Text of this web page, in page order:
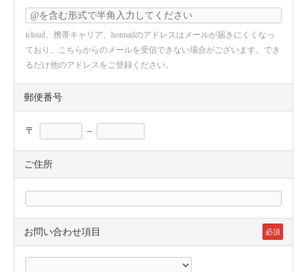
icloud、携帯キャリア、hotmailのアドレスはメールが届きにくくなっ
ており、こちらからのメールを受信できない場合がございます。でき
るだけ他のアドレスをご登録ください。
郵便番号
〒 –
ご住所
お問い合わせ項目 必須